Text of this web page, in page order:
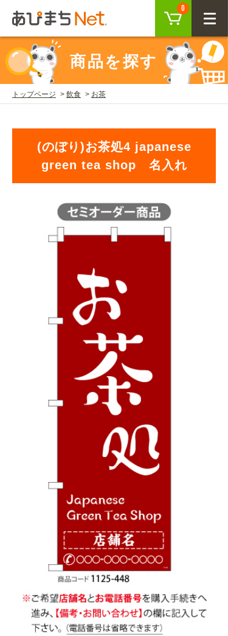
0
CLOSE
ログイン
会員登録
商品を探す
SEARCH
注目キーワード
韓国グルメ
CATEGORY
美容・健康 地域・観光
イベント・季節 不動産・建築
娯楽
その他
OTHER ITEMS
関連アイテムを見る
ORIGINAL ORDER
ご利用ガイド
USER GUIDE
取り扱い商品一覧
既製デザイン商品注文方法
オリジナルオーダー注文方法
料金一覧
お届け納期と配送方法
初めての方へ
BEGINNER'S GUIDE
お客様の声
オリジナルオーダー制作事例
商品を探す
トップページ 飲食 お茶
(のぼり)お茶処4 japanese
green tea shop 名入れ